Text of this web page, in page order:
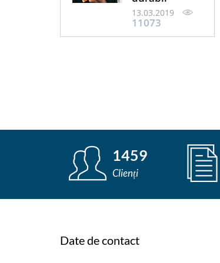
13.03.2019
11073
1459
Clienți
Date de contact